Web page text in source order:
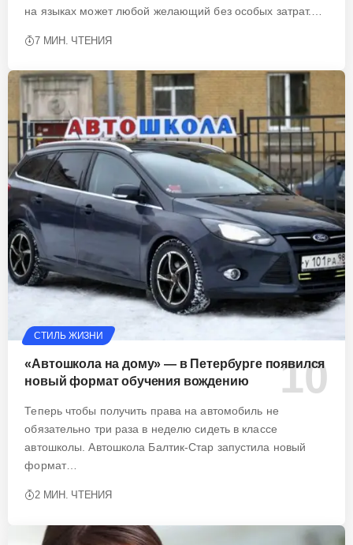
на языках может любой желающий без особых затрат.…
7 МИН. ЧТЕНИЯ
СТИЛЬ ЖИЗНИ
«Автошкола на дому» — в Петербурге появился
новый формат обучения вождению
Теперь чтобы получить права на автомобиль не
обязательно три раза в неделю сидеть в классе
автошколы. Автошкола Балтик-Стар запустила новый
формат…
2 МИН. ЧТЕНИЯ